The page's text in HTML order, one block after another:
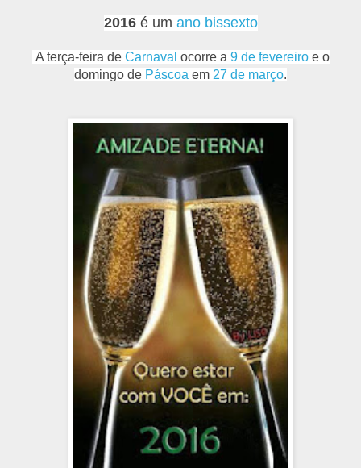
2016 é um ano bissexto
A terça-feira de Carnaval ocorre a 9 de fevereiroe o
domingo de Páscoa em 27 de março.